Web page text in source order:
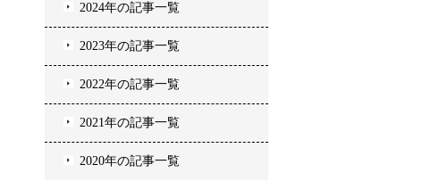
2024年の記事一覧
2023年の記事一覧
2022年の記事一覧
2021年の記事一覧
2020年の記事一覧